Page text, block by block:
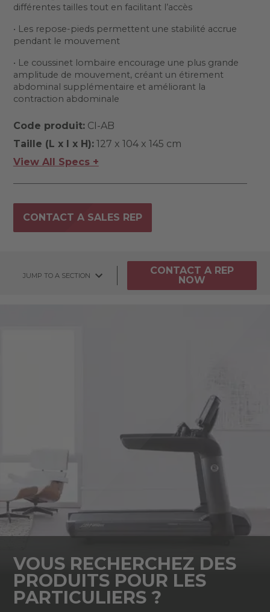
différentes tailles tout en facilitant l’accès
• Les repose-pieds permettent une stabilité accrue
pendant le mouvement
• Le coussinet lombaire encourage une plus grande
amplitude de mouvement, créant un étirement
abdominal supplémentaire et améliorant la
contraction abdominale
Code produit:CI-AB
Taille (L x l x H):127 x 104 x 145 cm
View All Specs +
CONTACT A SALES REP
JUMP TO A SECTION
CONTACT A REP
NOW
VOUS RECHERCHEZ DES
PRODUITS POUR LES
PARTICULIERS ?